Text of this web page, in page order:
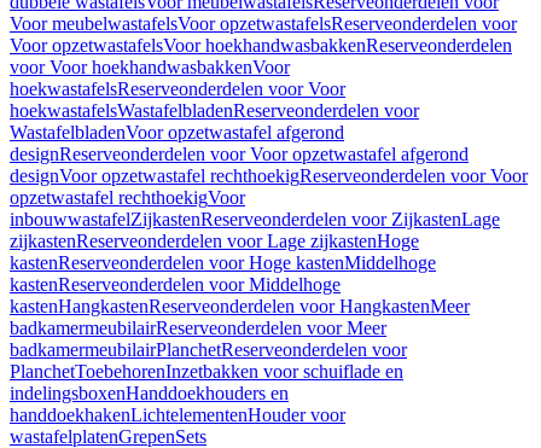
Voor meubelwastafelsVoor opzetwastafelsReserveonderdelen voor
Voor opzetwastafelsVoor hoekhandwasbakkenReserveonderdelen
voor Voor hoekhandwasbakkenVoor
hoekwastafelsReserveonderdelen voor Voor
hoekwastafelsWastafelbladenReserveonderdelen voor
WastafelbladenVoor opzetwastafel afgerond
designReserveonderdelen voor Voor opzetwastafel afgerond
designVoor opzetwastafel rechthoekigReserveonderdelen voor Voor
opzetwastafel rechthoekigVoor
inbouwwastafelZijkastenReserveonderdelen voor ZijkastenLage
zijkastenReserveonderdelen voor Lage zijkastenHoge
kastenReserveonderdelen voor Hoge kastenMiddelhoge
kastenReserveonderdelen voor Middelhoge
kastenHangkastenReserveonderdelen voor HangkastenMeer
badkamermeubilairReserveonderdelen voor Meer
badkamermeubilairPlanchetReserveonderdelen voor
PlanchetToebehorenInzetbakken voor schuiflade en
indelingsboxenHanddoekhouders en
handdoekhakenLichtelementenHouder voor
wastafelplatenGrepenSets